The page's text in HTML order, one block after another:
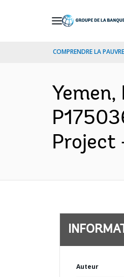
COMPRENDRE LA
Yemen,
Project
Auteur